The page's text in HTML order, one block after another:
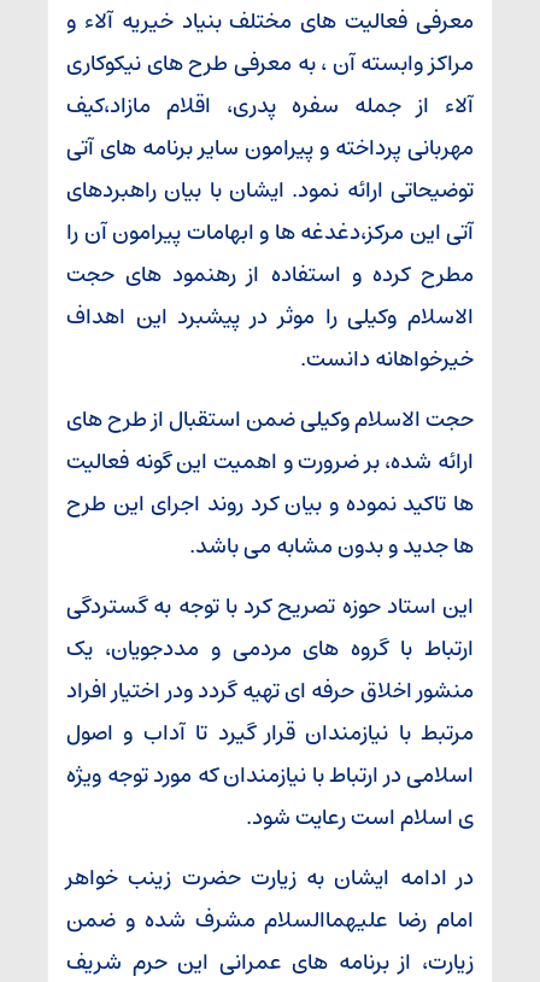
معرفی فعالیت های مختلف بنیاد خیریه آلاء و
مراکز وابسته آن ، به معرفی طرح های نیکوکاری
آلاء از جمله سفره پدری، اقلام مازاد،کیف
مهربانی پرداخته و پیرامون سایر برنامه های آتی
توضیحاتی ارائه نمود. ایشان با بیان راهبردهای
آتی این مرکز،دغدغه ها و ابهامات پیرامون آن را
مطرح کرده و استفاده از رهنمود های حجت
الاسلام وکیلی را موثر در پیشبرد این اهداف
خیرخواهانه دانست.
حجت الاسلام وکیلی ضمن استقبال از طرح های
ارائه شده، بر ضرورت و اهمیت این گونه فعالیت
ها تاکید نموده و بیان کرد روند اجرای این طرح
ها جدید و بدون مشابه می باشد.
این استاد حوزه تصریح کرد با توجه به گستردگی
ارتباط با گروه های مردمی و مددجویان، یک
منشور اخلاق حرفه ای تهیه گردد ودر اختیار افراد
مرتبط با نیازمندان قرار گیرد تا آداب و اصول
اسلامی در ارتباط با نیازمندان که مورد توجه ویژه
ی اسلام است رعایت شود.
در ادامه ایشان به زیارت حضرت زینب خواهر
امام رضا علیهماالسلام مشرف شده و ضمن
زیارت، از برنامه های عمرانی این حرم شریف